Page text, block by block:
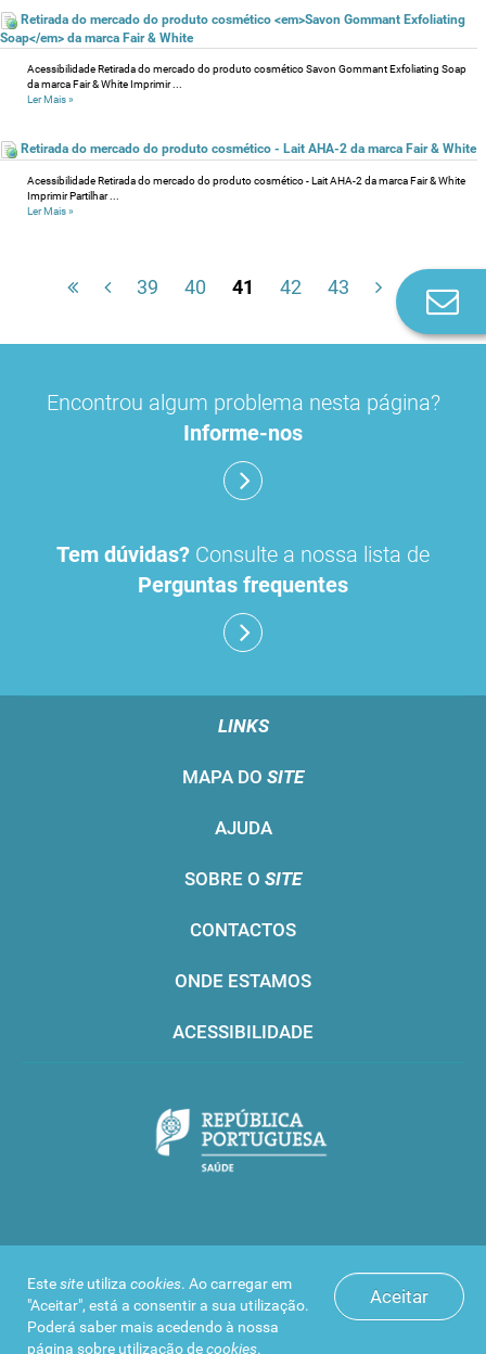
Retirada do mercado do produto cosmético <em>Savon Gommant Exfoliating
Soap</em> da marca Fair & White
Acessibilidade Retirada do mercado do produto cosmético Savon Gommant Exfoliating Soap
da marca Fair & White Imprimir ...
Ler Mais»
Retirada do mercado do produto cosmético - Lait AHA-2 da marca Fair & White
Acessibilidade Retirada do mercado do produto cosmético - Lait AHA-2 da marca Fair & White
Imprimir Partilhar ...
Ler Mais»
39 40 41 42 43
Aceitar
Estesite utiliza cookies. Ao carregar em
"Aceitar", está a consentir a sua utilização.
Poderá saber mais acedendo à nossa
página sobre utilização decookies.
Encontrou algum problema nesta página?
Informe-nos
Tem dúvidas? Consulte a nossa lista de
Perguntas frequentes
LINKS
MAPA DO SITE
AJUDA
SOBRE O SITE
CONTACTOS
ONDE ESTAMOS
ACESSIBILIDADE